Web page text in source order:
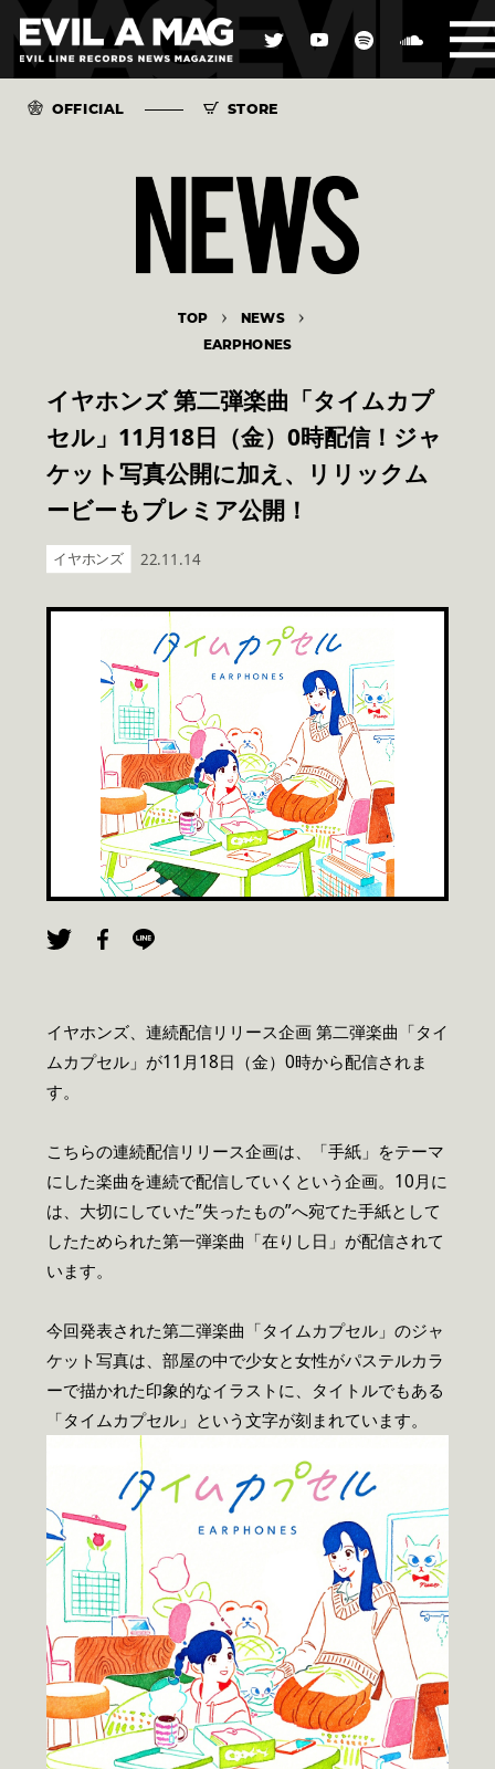
OFFICIAL STORE
TOP NEWS
EARPHONES
イヤホンズ 第二弾楽曲「タイムカプ
セル」11月18日（金）0時配信！ジャ
ケット写真公開に加え、リリックム
ービーもプレミア公開！
イヤホンズ 22.11.14
イヤホンズ、連続配信リリース企画 第二弾楽曲「タイ
ムカプセル」が11月18日（金）0時から配信されま
す。
こちらの連続配信リリース企画は、「手紙」をテーマ
にした楽曲を連続で配信していくという企画。10月に
は、大切にしていた”失ったもの”へ宛てた手紙として
したためられた第一弾楽曲「在りし日」が配信されて
います。
今回発表された第二弾楽曲「タイムカプセル」のジャ
ケット写真は、部屋の中で少女と女性がパステルカラ
ーで描かれた印象的なイラストに、タイトルでもある
「タイムカプセル」という文字が刻まれています。